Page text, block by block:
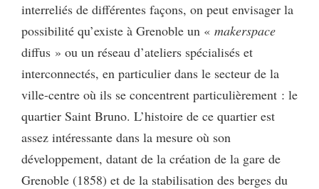
interreliés de différentes façons, on peut envisager la
possibilité qu’existe à Grenoble un « makerspace
diffus » ou un réseau d’ateliers spécialisés et
interconnectés, en particulier dans le secteur de la
ville-centre où ils se concentrent particulièrement : le
quartier Saint Bruno. L’histoire de ce quartier est
assez intéressante dans la mesure où son
développement, datant de la création de la gare de
Grenoble (1858) et de la stabilisation des berges du